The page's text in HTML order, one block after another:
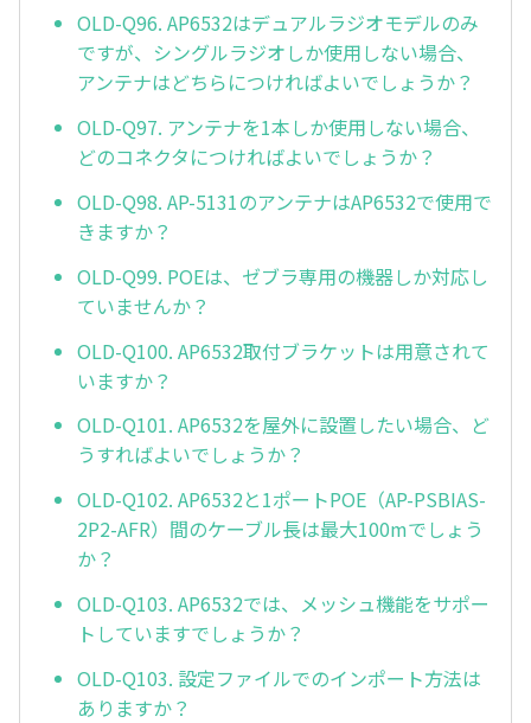
OLD-Q96. AP6532はデュアルラジオモデルのみ
ですが、シングルラジオしか使用しない場合、
アンテナはどちらにつければよいでしょうか？
OLD-Q97. アンテナを1本しか使用しない場合、
どのコネクタにつければよいでしょうか？
OLD-Q98. AP-5131のアンテナはAP6532で使用で
きますか？
OLD-Q99. POEは、ゼブラ専用の機器しか対応し
ていませんか？
OLD-Q100. AP6532取付ブラケットは用意されて
いますか？
OLD-Q101. AP6532を屋外に設置したい場合、ど
うすればよいでしょうか？
OLD-Q102. AP6532と1ポートPOE（AP-PSBIAS-
2P2-AFR）間のケーブル長は最大100mでしょう
か？
OLD-Q103. AP6532では、メッシュ機能をサポー
トしていますでしょうか？
OLD-Q103. 設定ファイルでのインポート方法は
ありますか？